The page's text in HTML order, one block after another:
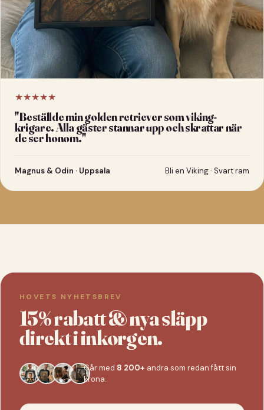
★★★★★
"Beställde min golden retriever som viking-
krigare. Alla gäster stannar upp och skrattar när
de ser honom."
Magnus & Odin · Uppsala Bli en Viking · Svart ram
HOVETS NYHETSBREV
15% rabatt & nya släpp
direkt i inkorgen.
Går med 8 200+ andra som redan fått sin
krona.